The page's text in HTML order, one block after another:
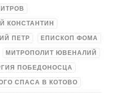
КОНСТАНТИН
ПЕТР ЕПИСКОП ФОМА
МИТРОПОЛИТ ЮВЕНАЛИЙ
ПОБЕДОНОСЦА
СПАСА В КОТОВО